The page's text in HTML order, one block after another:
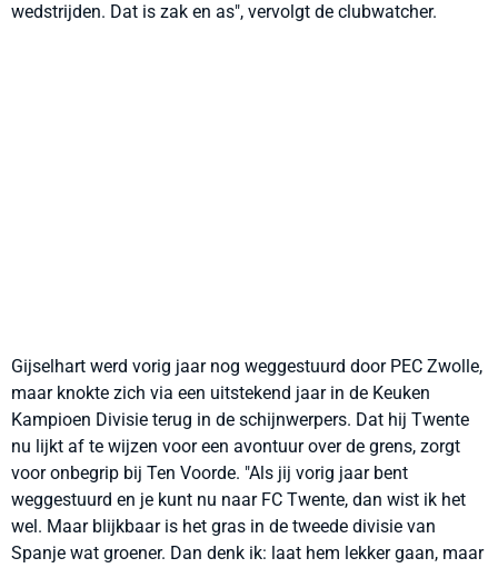
wedstrijden. Dat is zak en as", vervolgt de clubwatcher.
Gijselhart werd vorig jaar nog weggestuurd door PEC Zwolle,
maar knokte zich via een uitstekend jaar in de Keuken
Kampioen Divisie terug in de schijnwerpers. Dat hij Twente
nu lijkt af te wijzen voor een avontuur over de grens, zorgt
voor onbegrip bij Ten Voorde. "Als jij vorig jaar bent
weggestuurd en je kunt nu naar FC Twente, dan wist ik het
wel. Maar blijkbaar is het gras in de tweede divisie van
Spanje wat groener. Dan denk ik: laat hem lekker gaan, maar